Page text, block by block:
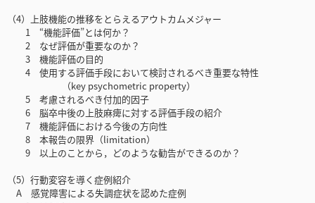
（4）上肢機能の推移をとらえるアウトカムメジャー
1 “機能評価”とは何か？
2 なぜ評価が重要なのか？
3 機能評価の目的
4 使用する評価手段において検討されるべき重要な特性
（key psychometric property）
5 考慮されるべき付加的因子
6 脳卒中後の上肢麻痺に対する評価手段の紹介
7 機能評価における今後の方向性
8 本報告の限界（limitation）
9 以上のことから，どのような勧告ができるのか？
（5）行動変容を導く症例紹介
A 感覚障害による失調症状を認めた症例